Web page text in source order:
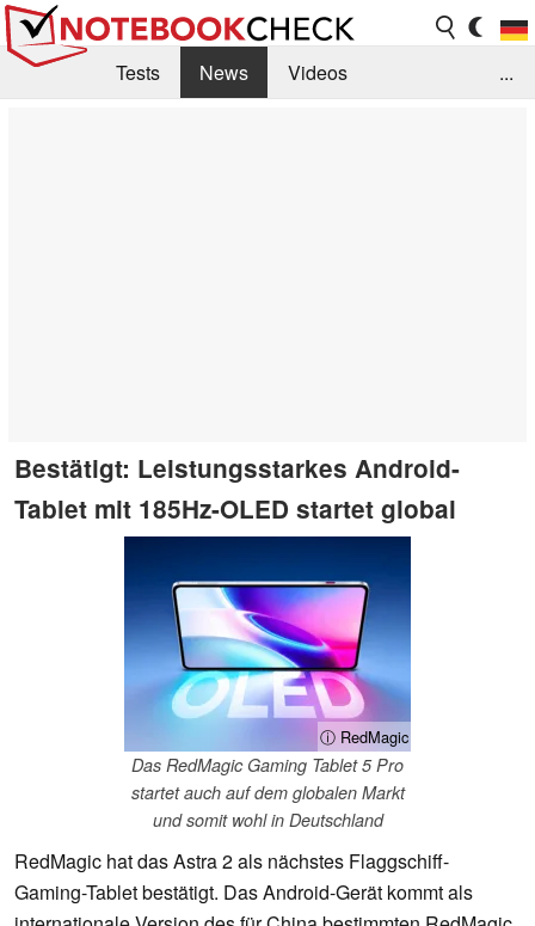
Tests News
Videos
...
Bestätigt: Leistungsstarkes Android-
Tablet mit 185Hz-OLED startet global
ⓘ RedMagic
Das RedMagic Gaming Tablet 5 Pro
startet auch auf dem globalen Markt
und somit wohl in Deutschland
RedMagic hat das Astra 2 als nächstes Flaggschiff-
Gaming-Tablet bestätigt. Das Android-Gerät kommt als